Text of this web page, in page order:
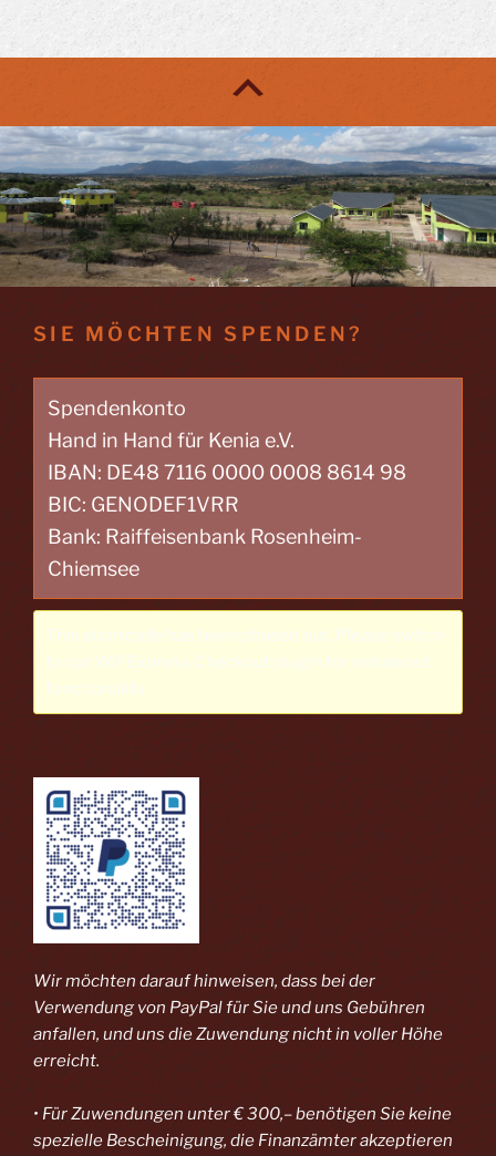
SIE MÖCHTEN SPENDEN?
Spendenkonto
Hand in Hand für Kenia e.V.
IBAN: DE48 7116 0000 0008 8614 98
BIC: GENODEF1VRR
Bank: Raiffeisenbank Rosenheim-
Chiemsee
This shortcode has been phased out. Please switch
to our WP Express Checkout plugin for enhanced
functionality.
Wir möchten darauf hinweisen, dass bei der
Verwendung von PayPalfür Sie und uns Gebühren
anfallen, und uns die Zuwendung nicht in voller Höhe
erreicht.
• Für Zuwendungen unter € 300,– benötigen Sie keine
spezielle Bescheinigung, die Finanzämter akzeptieren